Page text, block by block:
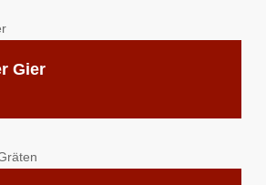
Gier